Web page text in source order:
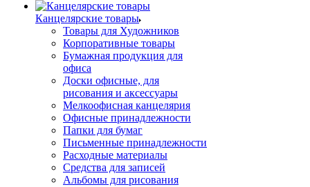
Канцелярские товары
Товары для Художников
Корпоративные товары
Бумажная продукция для
офиса
Доски офисные, для
рисования и аксессуары
Мелкоофисная канцелярия
Офисные принадлежности
Папки для бумаг
Письменные принадлежности
Расходные материалы
Средства для записей
Альбомы для рисования